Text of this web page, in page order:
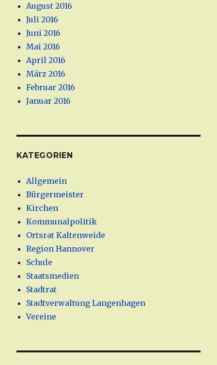
August 2016
Juli 2016
Juni 2016
Mai 2016
April 2016
März 2016
Februar 2016
Januar 2016
KATEGORIEN
Allgemein
Bürgermeister
Kirchen
Kommunalpolitik
Ortsrat Kaltenweide
Region Hannover
Schule
Staatsmedien
Stadtrat
Stadtverwaltung Langenhagen
Vereine